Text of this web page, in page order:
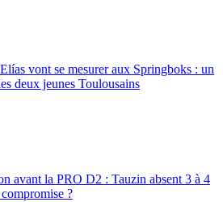
vont se mesurer aux Springboks : un
deux jeunes Toulousains
avant la PRO D2 : Tauzin absent 3 à 4
?